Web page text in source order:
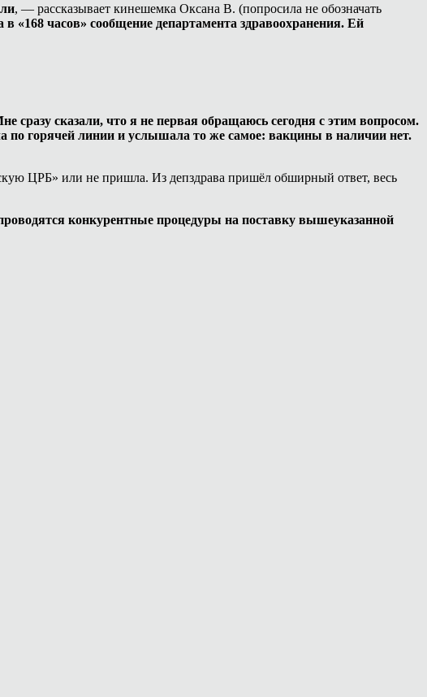
, — рассказывает кинешемка Оксана В. (попросила не обозначать
«168 часов» сообщение департамента здравоохранения. Ей
сказали, что я не первая обращаюсь сегодня с этим вопросом.
по горячей линии и услышала то же самое: вакцины в наличии нет.
ЦРБ» или не пришла. Из депздрава пришёл обширный ответ, весь
конкурентные процедуры на поставку вышеуказанной